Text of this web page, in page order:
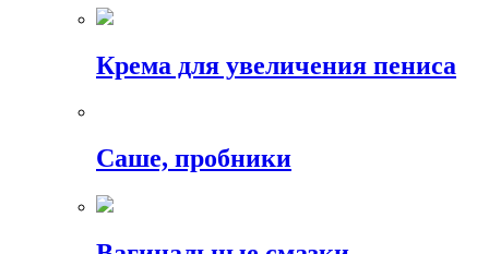
Крема для увеличения пениса
Саше, пробники